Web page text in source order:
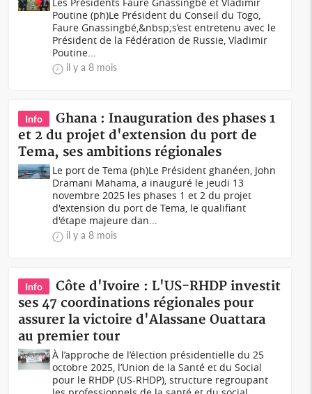
Poutine (ph)Le Président du Conseil du Togo,
Faure Gnassingbé,&nbsp;s’est entretenu avec le
Président de la Fédération de Russie, Vladimir
Poutine...
il y a 8 mois
Info
Ghana : Inauguration des phases 1
et 2 du projet d'extension du port de
Tema, ses ambitions régionales
Le port de Tema (ph)Le Président ghanéen, John
Dramani Mahama, a inauguré le jeudi 13
novembre 2025 les phases 1 et 2 du projet
d'extension du port de Tema, le qualifiant
d'étape majeure dan...
il y a 8 mois
Info
Côte d'Ivoire : L'US-RHDP investit
ses 47 coordinations régionales pour
assurer la victoire d'Alassane Ouattara
au premier tour
À l’approche de l’élection présidentielle du 25
octobre 2025, l’Union de la Santé et du Social
pour le RHDP (US-RHDP), structure regroupant